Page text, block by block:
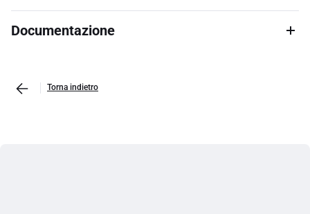
Documentazione
Torna indietro